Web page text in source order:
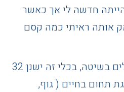
חדשה לי אך כאשר
אותה ראיתי כמה קסם
האקסס בארס, אחד הכלים בשיטה, בכלי זה ישנן 32
תחום בחיים ( גוף,